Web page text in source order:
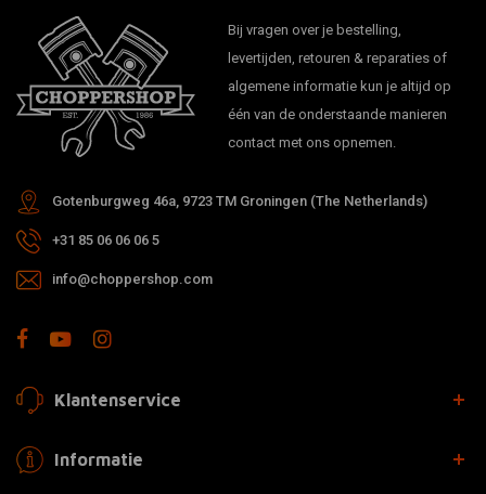
Bij vragen over je bestelling,
levertijden, retouren & reparaties of
algemene informatie kun je altijd op
één van de onderstaande manieren
contact met ons opnemen.
Gotenburgweg 46a, 9723 TM Groningen (The Netherlands)
+31 85 06 06 06 5
info@choppershop.com
Klantenservice
Informatie